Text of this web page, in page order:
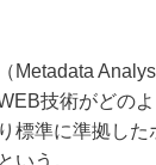
Metadata
技術がどの
標準に準拠した